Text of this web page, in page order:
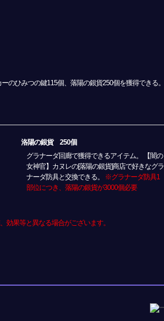
のひみつの鍵115個、落陽の銀貨250個を獲得できる。
洛陽の銀貨 250個
グラナーダ回廊で獲得できるアイテム。 【闇の
女神官】カヌレの[落陽の銀貨]商店で好きなグラ
ナーダ防具と交換できる。 ※グラナーダ防具1
部位につき、落陽の銀貨が3000個必要
果等と異なる場合がございます。